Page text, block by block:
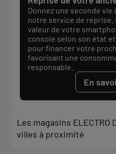
Donnez une seconde vie
notre service de reprise.
valeur de votre
console selon son état
pour financer votre
favorisant une
responsable.
En
Les magasins ELECTRO
villes à proximité